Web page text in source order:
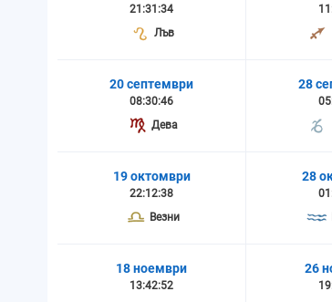
21:31:34
Лъв
20 септември
08:30:46
Дева
28
19 октомври
22:12:38
Везни
28
18 ноември
13:42:52
26